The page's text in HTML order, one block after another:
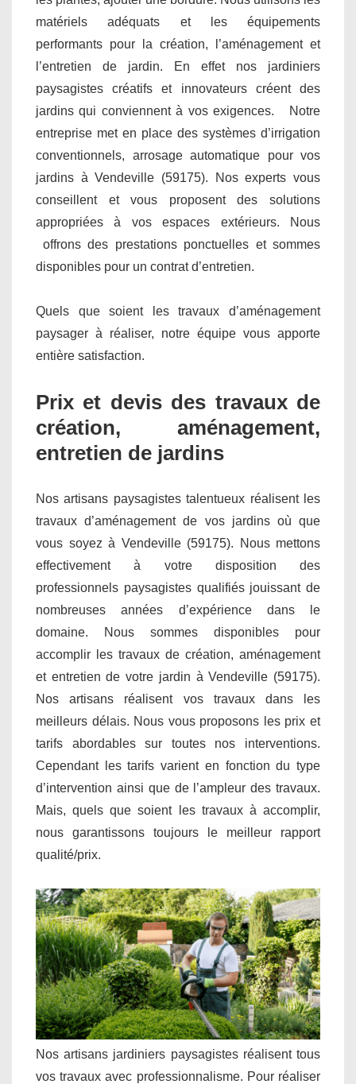
matériels adéquats et les équipements
performants pour la création, l’aménagement et
l’entretien de jardin. En effet nos jardiniers
paysagistes créatifs et innovateurs créent des
jardins qui conviennent à vos exigences. Notre
entreprise met en place des systèmes d’irrigation
conventionnels, arrosage automatique pour vos
jardins à Vendeville (59175). Nos experts vous
conseillent et vous proposent des solutions
appropriées à vos espaces extérieurs. Nous
offrons des prestations ponctuelles et sommes
disponibles pour un contrat d’entretien.
Quels que soient les travaux d’aménagement
paysager à réaliser, notre équipe vous apporte
entière satisfaction.
Prix et devis des travaux de
création, aménagement,
entretien de jardins
Nos artisans paysagistes talentueux réalisent les
travaux d’aménagement de vos jardins où que
vous soyez à Vendeville (59175). Nous mettons
effectivement à votre disposition des
professionnels paysagistes qualifiés jouissant de
nombreuses années d’expérience dans le
domaine. Nous sommes disponibles pour
accomplir les travaux de création, aménagement
et entretien de votre jardin à Vendeville (59175).
Nos artisans réalisent vos travaux dans les
meilleurs délais. Nous vous proposons les prix et
tarifs abordables sur toutes nos interventions.
Cependant les tarifs varient en fonction du type
d’intervention ainsi que de l’ampleur des travaux.
Mais, quels que soient les travaux à accomplir,
nous garantissons toujours le meilleur rapport
qualité/prix.
Nos artisans jardiniers paysagistes réalisent tous
vos travaux avec professionnalisme. Pour réaliser